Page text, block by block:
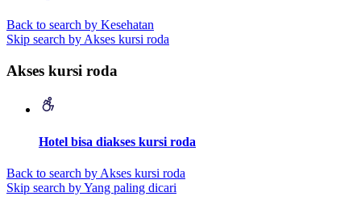
Back to search by Kesehatan
Skip search by Akses kursi roda
Akses kursi roda
Hotel bisa diakses kursi roda
Back to search by Akses kursi roda
Skip search by Yang paling dicari